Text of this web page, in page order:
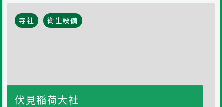
伏見稲荷大社
寺社 衛生設備